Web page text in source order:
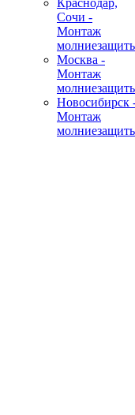
Краснодар,
Сочи -
Монтаж
Москва -
Монтаж
Новосибирск
Монтаж